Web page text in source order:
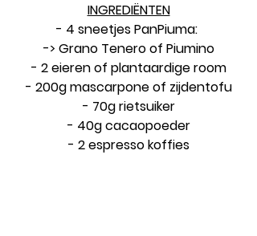
INGREDIËNTEN
- 4 sneetjes PanPiuma:
-> Grano Tenero of Piumino
- 2 eieren of plantaardige room
- 200g mascarpone of zijdentofu
- 70g rietsuiker
- 40g cacaopoeder
- 2 espresso koffies